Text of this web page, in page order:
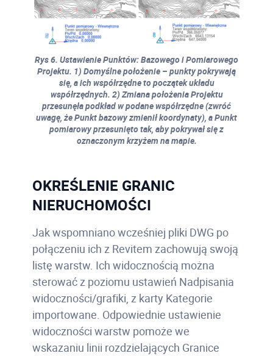
Rys 6. Ustawienie Punktów: Bazowego i Pomiarowego
Projektu. 1) Domyślne położenie – punkty pokrywają
się, a ich współrzędne to początek układu
współrzędnych. 2) Zmiana położenia Projektu
przesunęła podkład w podane współrzędne (zwróć
uwagę, że Punkt bazowy zmienił koordynaty), a Punkt
pomiarowy przesunięto tak, aby pokrywał się z
oznaczonym krzyżem na mapie.
OKREŚLENIE GRANIC
NIERUCHOMOŚCI
Jak wspomniano wcześniej pliki DWG po
połączeniu ich z Revitem zachowują swoją
listę warstw. Ich widocznością można
sterować z poziomu ustawień Nadpisania
widoczności/grafiki, z karty Kategorie
importowane. Odpowiednie ustawienie
widoczności warstw pomoże we
wskazaniu linii rozdzielających Granice